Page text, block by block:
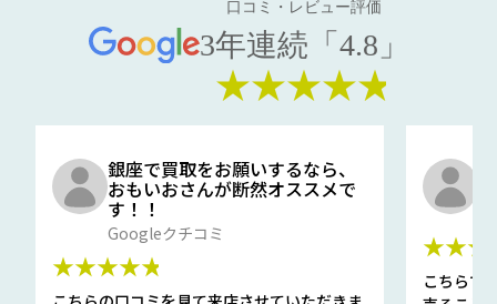
口コミ・レビュー評価
3年連続「4.8」
★★★★★
銀座で買取をお願いするなら、
おもいおさんが断然オススメで
す！！
Googleクチコミ
★★★★★
こちらで